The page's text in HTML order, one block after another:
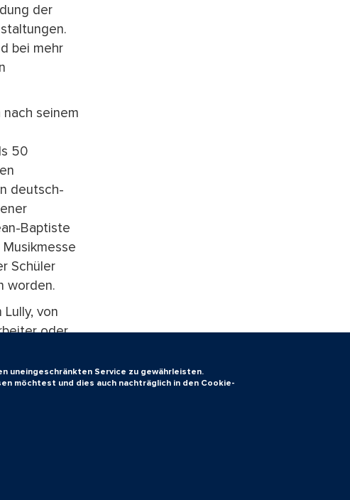
der
bei mehr
seinem
50
deutsch-
Baptiste
Schüler
worden.
von
oder
und
ist 2025
einer
uneingeschränkten Service zu gewährleisten.
möchtest und dies auch nachträglich in den Cookie-